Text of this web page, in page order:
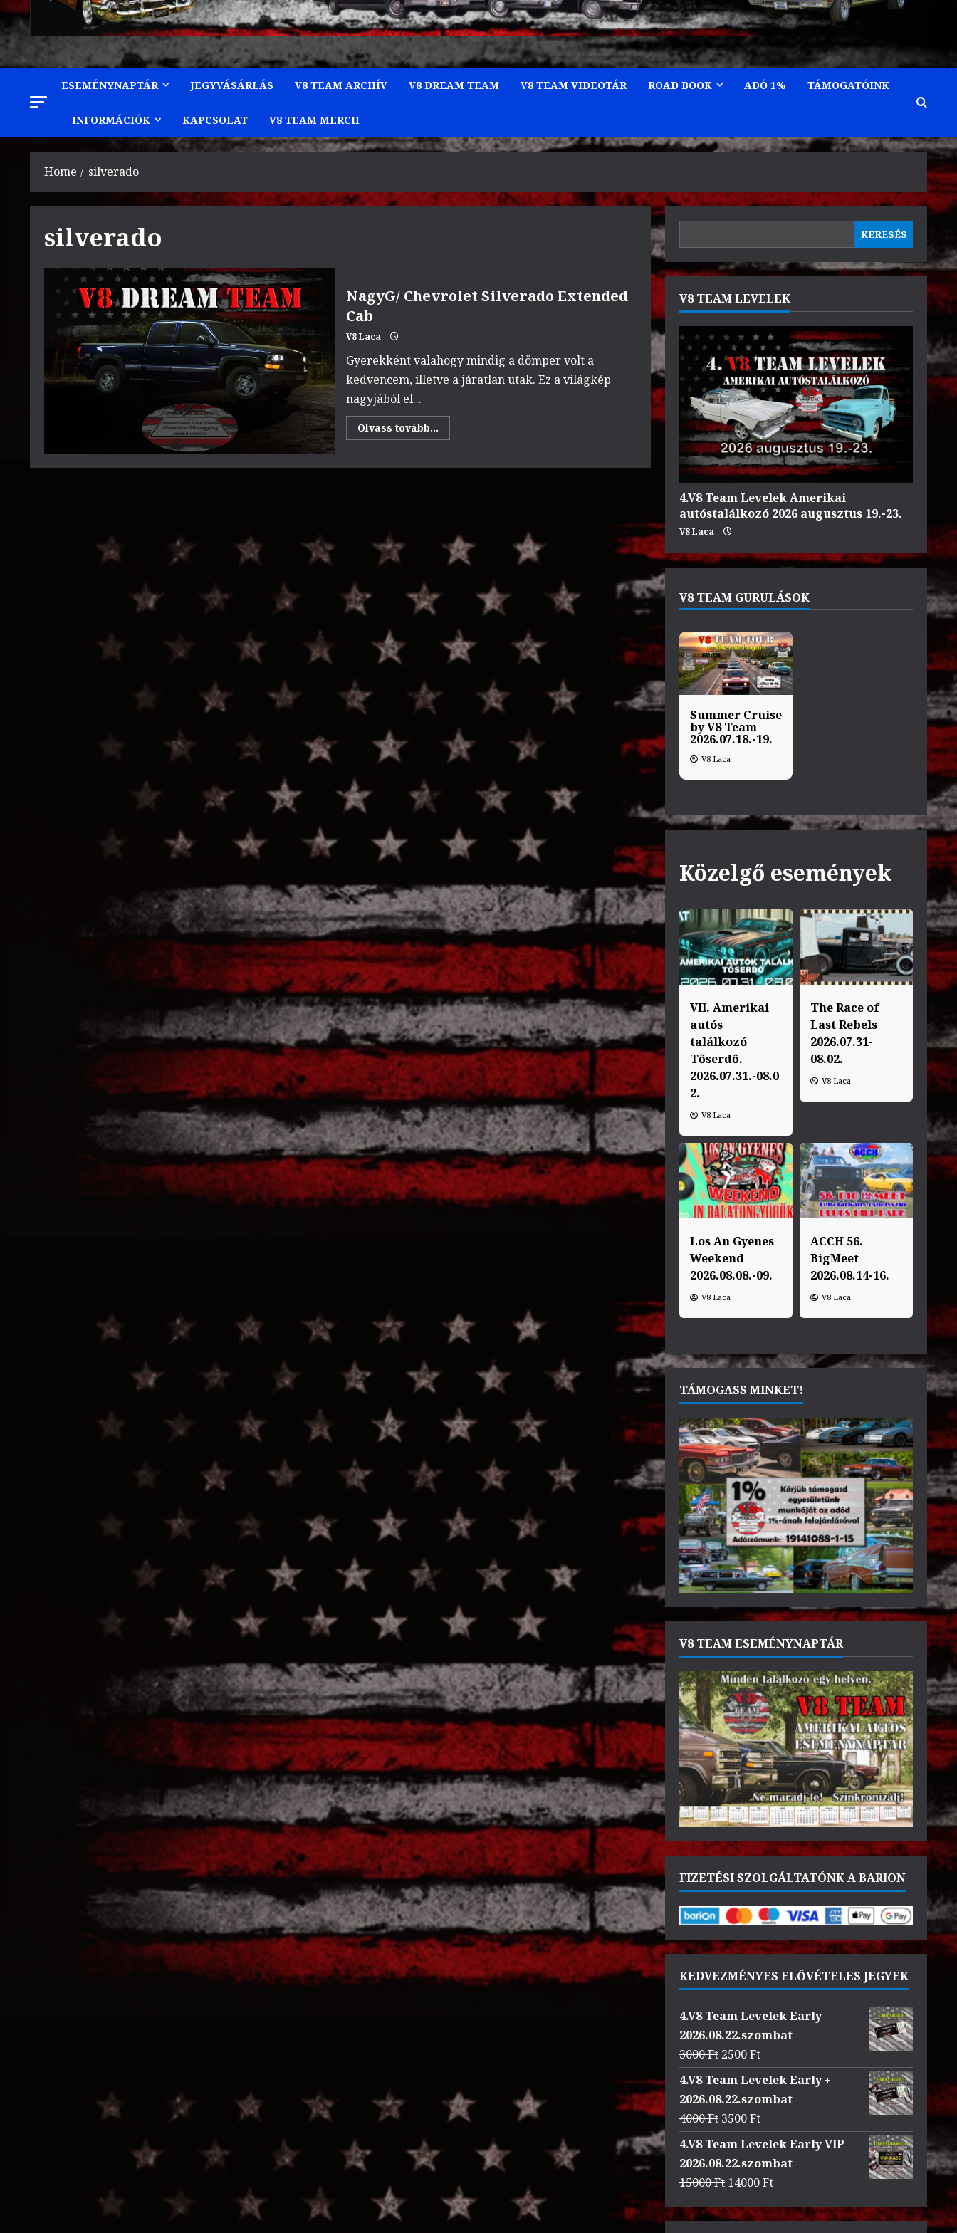
ESEMÉNYNAPTÁR JEGYVÁSÁRLÁS V8 TEAM ARCHÍV V8 DREAM TEAM V8 TEAM VIDEOTÁR ROAD BOOK ADÓ 1% TÁMOGATÓINK
INFORMÁCIÓK KAPCSOLAT V8 TEAM MERCH
Home silverado
silverado
NagyG/ Chevrolet Silverado Extended
Cab
V8 Laca
Gyerekként valahogy mindig a dömper volt a
kedvencem, illetve a járatlan utak. Ez a világkép
nagyjából el...
Olvass tovább...
more
Chevrolet
KERESÉS
V8 TEAM LEVELEK
4.V8 Team Levelek Amerikai
autóstalálkozó 2026 augusztus 19.-23.
V8 Laca
V8 TEAM GURULÁSOK
Summer Cruise
by V8 Team
2026.07.18.-19.
V8 Laca
Közelgő események
VII. Amerikai
autós
találkozó
Tőserdő.
2026.07.31.-08.0
2.
V8 Laca
The Race of
Last Rebels
2026.07.31-
08.02.
V8 Laca
Los An Gyenes
Weekend
2026.08.08.-09.
V8 Laca
ACCH 56.
BigMeet
2026.08.14-16.
V8 Laca
TÁMOGASS MINKET!
V8 TEAM ESEMÉNYNAPTÁR
FIZETÉSI SZOLGÁLTATÓNK A BARION
KEDVEZMÉNYES ELŐVÉTELES JEGYEK
4.V8 Team Levelek Early
2026.08.22.szombat
3000Ft Original
price
was:
3000 Ft.
2500FtCurrent
price
4.V8 Team Levelek Early +
2026.08.22.szombat
4000Ft Original
price
was:
4000 Ft.
3500FtCurrent
price
3500 Ft.
4.V8 Team Levelek Early VIP
2026.08.22.szombat
15000Ft Original
was:
14000FtCurrent
is: